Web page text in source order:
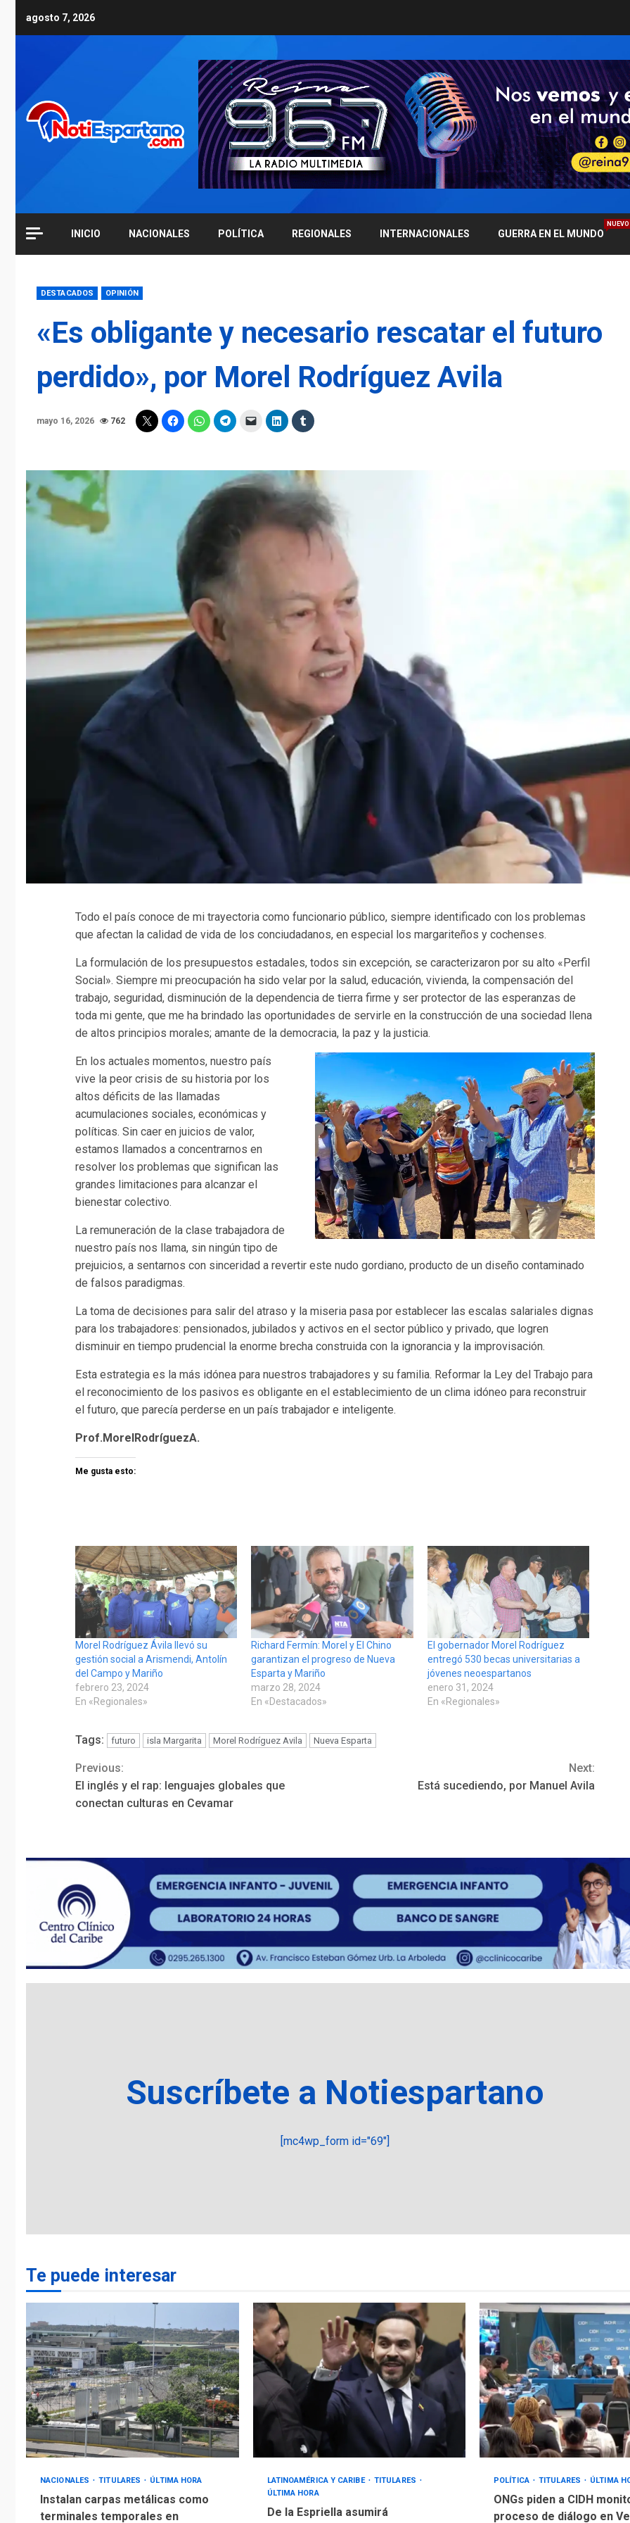
agosto 7, 2026
INICIO NACIONALES POLÍTICA REGIONALES INTERNACIONALES GUERRA EN EL MUNDO
NUEVO
DESTACADOS OPINIÓN
«Es obligante y necesario rescatar el futuro
perdido», por Morel Rodríguez Avila
mayo 16, 2026 762
Todo el país conoce de mi trayectoria como funcionario público, siempre identificado con los problemas
que afectan la calidad de vida de los conciudadanos, en especial los margariteños y cochenses.
La formulación de los presupuestos estadales, todos sin excepción, se caracterizaron por su alto «Perfil
Social». Siempre mi preocupación ha sido velar por la salud, educación, vivienda, la compensación del
trabajo, seguridad, disminución de la dependencia de tierra firme y ser protector de las esperanzas de
toda mi gente, que me ha brindado las oportunidades de servirle en la construcción de una sociedad llena
de altos principios morales; amante de la democracia, la paz y la justicia.
En los actuales momentos, nuestro país
vive la peor crisis de su historia por los
altos déficits de las llamadas
acumulaciones sociales, económicas y
políticas. Sin caer en juicios de valor,
estamos llamados a concentrarnos en
resolver los problemas que significan las
grandes limitaciones para alcanzar el
bienestar colectivo.
La remuneración de la clase trabajadora de
nuestro país nos llama, sin ningún tipo de
prejuicios, a sentarnos con sinceridad a revertir este nudo gordiano, producto de un diseño contaminado
de falsos paradigmas.
La toma de decisiones para salir del atraso y la miseria pasa por establecer las escalas salariales dignas
para los trabajadores: pensionados, jubilados y activos en el sector público y privado, que logren
disminuir en tiempo prudencial la enorme brecha construida con la ignorancia y la improvisación.
Esta estrategia es la más idónea para nuestros trabajadores y su familia. Reformar la Ley del Trabajo para
el reconocimiento de los pasivos es obligante en el establecimiento de un clima idóneo para reconstruir
el futuro, que parecía perderse en un país trabajador e inteligente.
Prof.MorelRodríguezA.
Me gusta esto:
Morel Rodríguez Ávila llevó su
gestión social a Arismendi, Antolín
del Campo y Mariño
febrero 23, 2024
En «Regionales»
Richard Fermín: Morel y El Chino
garantizan el progreso de Nueva
Esparta y Mariño
marzo 28, 2024
En «Destacados»
El gobernador Morel Rodríguez
entregó 530 becas universitarias a
jóvenes neoespartanos
enero 31, 2024
En «Regionales»
Tags: futuro isla Margarita Morel Rodríguez Avila Nueva Esparta
Continue
Reading
Previous:
El inglés y el rap: lenguajes globales que
conectan culturas en Cevamar
Next:
Está sucediendo, por Manuel Avila
Suscríbete a Notiespartano
[mc4wp_form id="69"]
Te puede interesar
NACIONALES TITULARES ÚLTIMA HORA
Instalan carpas metálicas como
terminales temporales en
LATINOAMÉRICA Y CARIBE
TITULARES
ÚLTIMA HORA
De la Espriella asumirá
POLÍTICA TITULARES ÚLTIMA
ONGs piden a CIDH
proceso de diálogo en